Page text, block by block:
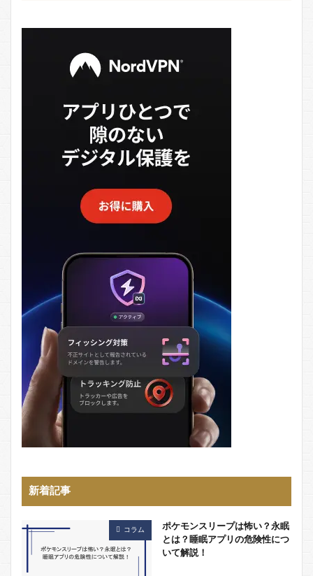
新着記事
コラム
ポケモンスリープは怖い？永眠
とは？睡眠アプリの危険性につ
いて解説！